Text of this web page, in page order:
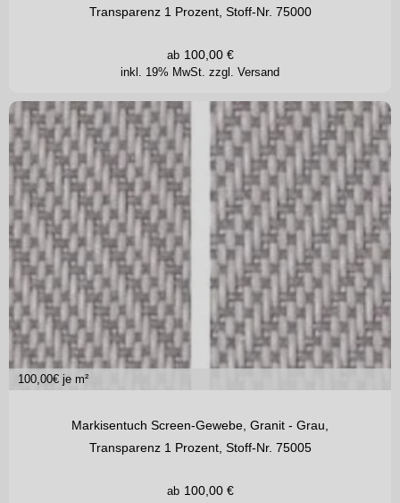
Transparenz 1 Prozent, Stoff-Nr. 75000
inkl. 19% MwSt. zzgl. Versand
ab 100,00€
100,00€ je m²
Markisentuch Screen-Gewebe, Granit - Grau,
Transparenz 1 Prozent, Stoff-Nr. 75005
ab 100,00€